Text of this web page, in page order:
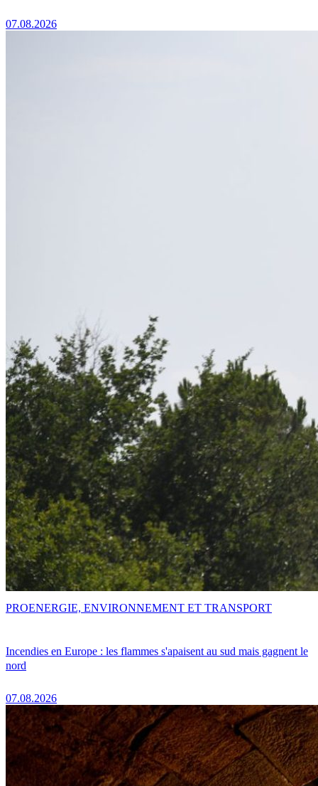
07.08.2026
Incendies en Europe : les flammes s'apaisent au sud mais gagnent le
nord
07.08.2026
PROENERGIE, ENVIRONNEMENT ET TRANSPORT